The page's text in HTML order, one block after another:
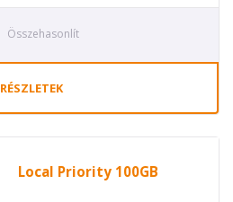
Összehasonlít
RÉSZLETEK
Local Priority 100GB